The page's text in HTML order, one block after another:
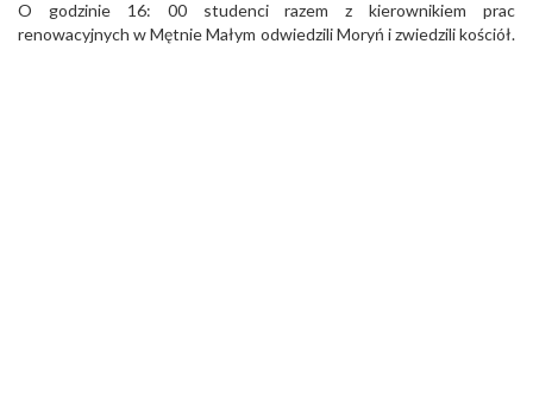
O godzinie 16: 00 studenci razem z kierownikiem prac
renowacyjnych w Mętnie Małym odwiedzili Moryń i zwiedzili kościół.